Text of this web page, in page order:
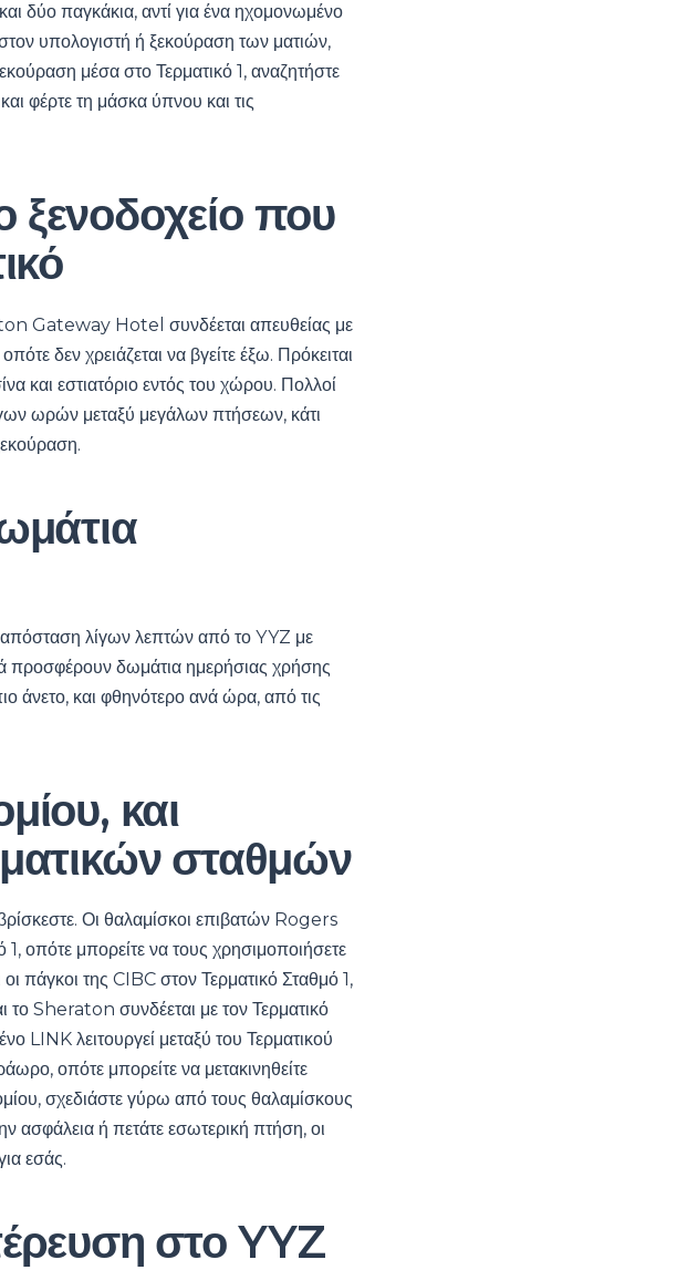
δύο παγκάκια, αντί για ένα ηχομονωμένο
υπολογιστή ή ξεκούραση των ματιών,
μέσα στο Τερματικό 1, αναζητήστε
φέρτε τη μάσκα ύπνου και τις
που
Gateway Hotel συνδέεται απευθείας με
δεν χρειάζεται να βγείτε έξω. Πρόκειται
και εστιατόριο εντός του χώρου. Πολλοί
ωρών μεταξύ μεγάλων πτήσεων, κάτι
λίγων λεπτών από το YYZ με
δωμάτια ημερήσιας χρήσης
άνετο, και φθηνότερο ανά ώρα, από τις
και
σταθμών
Οι θαλαμίσκοι επιβατών Rogers
οπότε μπορείτε να τους χρησιμοποιήσετε
πάγκοι της CIBC στον Τερματικό Σταθμό 1,
το Sheraton συνδέεται με τον Τερματικό
λειτουργεί μεταξύ του Τερματικού
οπότε μπορείτε να μετακινηθείτε
σχεδιάστε γύρω από τους θαλαμίσκους
ασφάλεια ή πετάτε εσωτερική πτήση, οι
εσάς.
στο YYZ